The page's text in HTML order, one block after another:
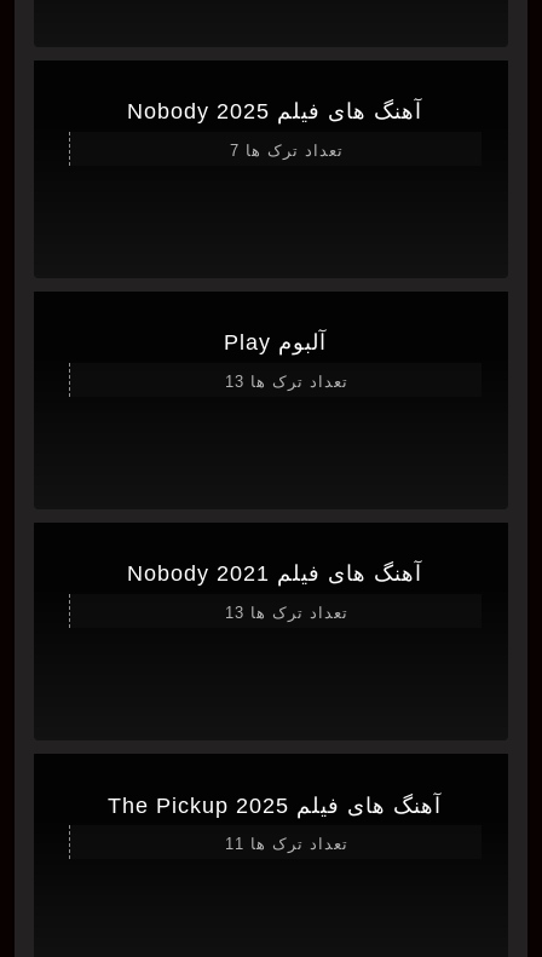
آهنگ های فیلم Nobody 2025
تعداد ترک ها 7
آلبوم Play
تعداد ترک ها 13
آهنگ های فیلم Nobody 2021
تعداد ترک ها 13
آهنگ های فیلم The Pickup 2025
تعداد ترک ها 11